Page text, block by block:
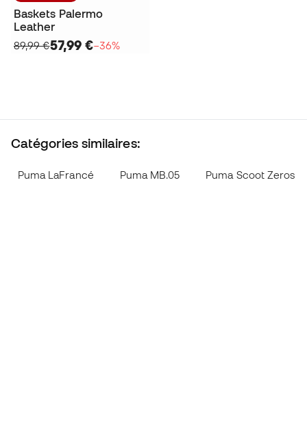
Baskets Palermo
Leather
89,99 €57,99 €−36%
Catégories similaires:
Puma LaFrancé Puma MB.05 Puma Scoot Zeros 3